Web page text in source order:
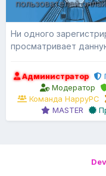
пользователей
Ни одного
просматривает
Администратор
Модератор
Команда HappyPC
MASTER